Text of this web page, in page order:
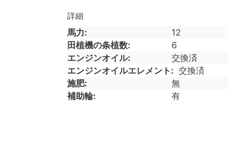
詳細
馬力
12
田植機の条植数
6
エンジンオイル
交換済
エンジンオイルエレメント
交換済
施肥
無
補助輪
有